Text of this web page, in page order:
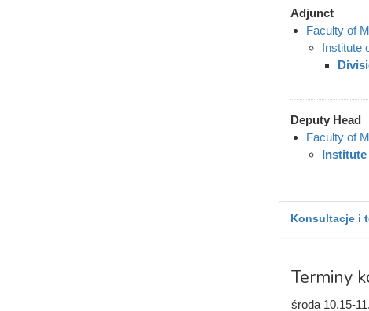
Adjunct
Faculty of
Institute
Deputy Head
Faculty of
Institute
Konsultacje i
Terminy
środa 10.15-